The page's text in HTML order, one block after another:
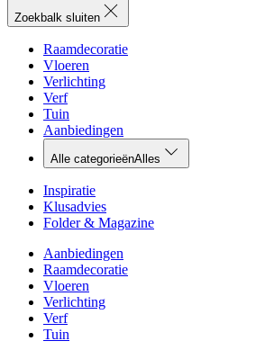
Zoekbalk sluiten
Raamdecoratie
Vloeren
Verlichting
Verf
Tuin
Aanbiedingen
Alle categorieënAlles
Inspiratie
Klusadvies
Folder & Magazine
Aanbiedingen
Raamdecoratie
Vloeren
Verlichting
Verf
Tuin